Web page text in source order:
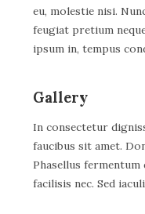
eu, molestie nisi.
feugiat pretium
ipsum in, tempus
Gallery
In consectetur
faucibus sit amet.
Phasellus
facilisis nec. Sed